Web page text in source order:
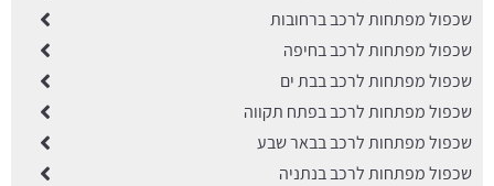
שכפול מפתחות לרכב ברחובות
שכפול מפתחות לרכב בחיפה
שכפול מפתחות לרכב בבת ים
שכפול מפתחות לרכב בפתח תקווה
שכפול מפתחות לרכב בבאר שבע
שכפול מפתחות לרכב בנתניה